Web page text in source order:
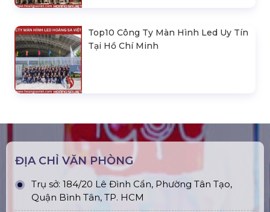
Top10 Công Ty Màn Hình Led Uy Tín
Tại Hồ Chí Minh
ĐỊA CHỈ VĂN PHÒNG
Trụ sở: 184/20 Lê Đình Cẩn, Phường Tân Tạo,
Quận Bình Tân, TP. HCM